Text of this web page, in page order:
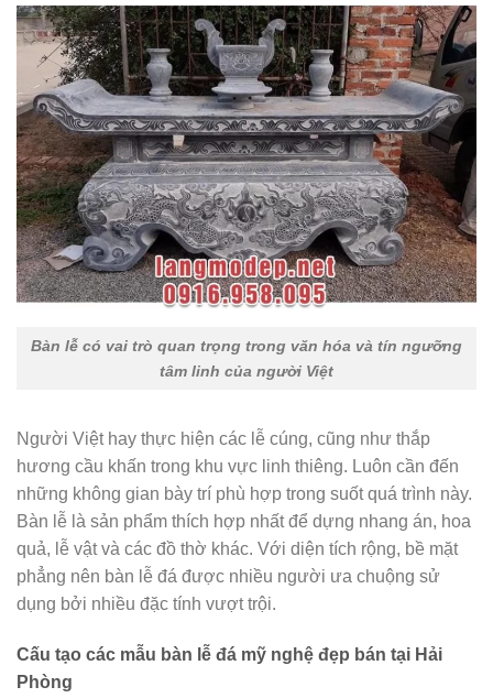
Bàn lễ có vai trò quan trọng trong văn hóa và tín ngưỡng
tâm linh của người Việt
Người Việt hay thực hiện các lễ cúng, cũng như thắp
hương cầu khấn trong khu vực linh thiêng. Luôn cần đến
những không gian bày trí phù hợp trong suốt quá trình này.
Bàn lễ là sản phẩm thích hợp nhất để dựng nhang án, hoa
quả, lễ vật và các đồ thờ khác. Với diện tích rộng, bề mặt
phẳng nên bàn lễ đá được nhiều người ưa chuộng sử
dụng bởi nhiều đặc tính vượt trội.
Cấu tạo các mẫu bàn lễ đá mỹ nghệ đẹp bán tại Hải
Phòng